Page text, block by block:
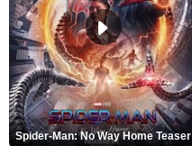
Spider-Man: No Way Home Teaser